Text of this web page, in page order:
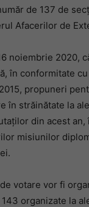
de 137 de
Afacerilor de
noiembrie 2020,
în conformitate
propuneri
în străinătate la
din acest an,
misiunilor
votare vor fi
organizate la